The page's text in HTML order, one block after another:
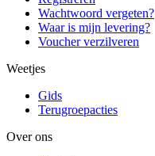
Wachtwoord vergeten?
Waar is mijn levering?
Voucher verzilveren
Weetjes
Gids
Terugroepacties
Over ons